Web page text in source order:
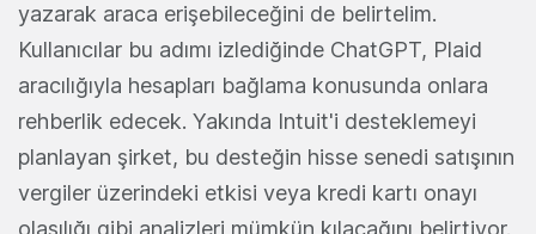
yazarak araca erişebileceğini de belirtelim.
Kullanıcılar bu adımı izlediğinde ChatGPT, Plaid
aracılığıyla hesapları bağlama konusunda onlara
rehberlik edecek. Yakında Intuit'i desteklemeyi
planlayan şirket, bu desteğin hisse senedi satışının
vergiler üzerindeki etkisi veya kredi kartı onayı
olasılığı gibi analizleri mümkün kılacağını belirtiyor.